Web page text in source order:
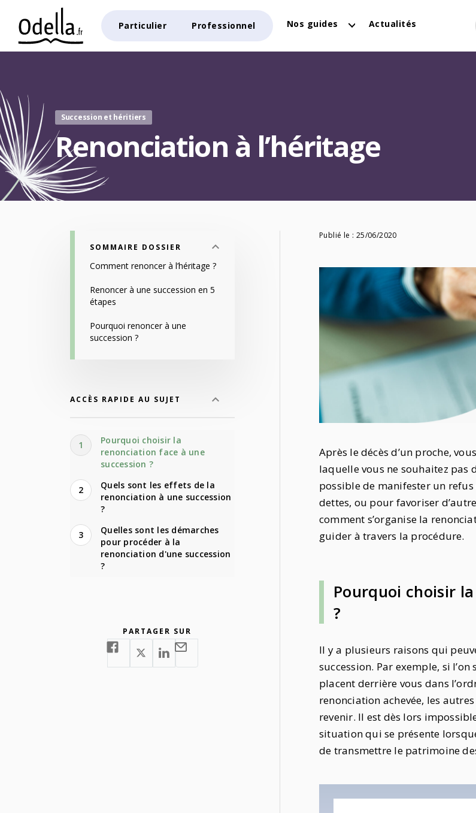
Particulier Professionnel Nos guides Actualités
Succession et héritiers
Renonciation à l’héritage
SOMMAIRE DOSSIER
Comment renoncer à l’héritage ?
Renoncer à une succession en 5
étapes
Pourquoi renoncer à une
succession ?
ACCÈS RAPIDE AU SUJET
1
Pourquoi choisir la
renonciation face à une
succession ?
2
Quels sont les effets de la
renonciation à une succession
?
3
Quelles sont les démarches
pour procéder à la
renonciation d'une succession
?
PARTAGER SUR
Publié le : 25/06/2020
Après le décès d’un proche,
laquelle vous ne souhaitez
possible de manifester un
dettes, ou pour favoriser
comment s’organise la
guider à travers la procédure.
Pourquoi choisir
?
Il y a plusieurs raisons qui
succession. Par exemple, si
placent derrière vous dans
renonciation achevée, les
revenir. Il est dès lors
situation qui se présente
de transmettre le patrimoine